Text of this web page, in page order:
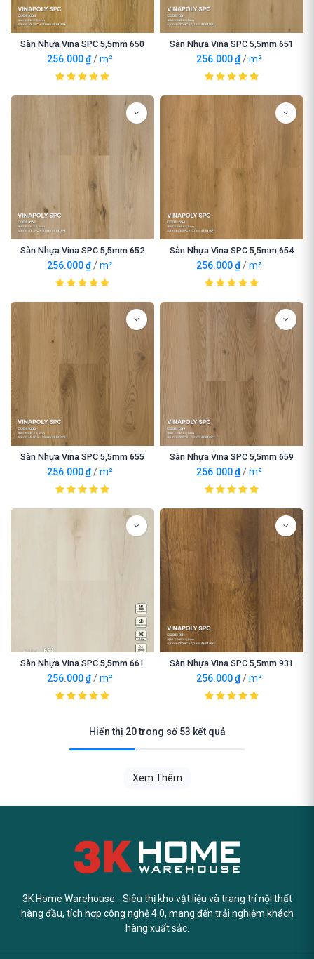
Sàn Nhựa Vina SPC 5,5mm 650
256.000₫ /m²
Sàn Nhựa Vina SPC 5,5mm 651
256.000₫ /m²
Sàn Nhựa Vina SPC 5,5mm 652
256.000₫ /m²
Sàn Nhựa Vina SPC 5,5mm 654
256.000₫ /m²
Sàn Nhựa Vina SPC 5,5mm 655
256.000₫ /m²
Sàn Nhựa Vina SPC 5,5mm 659
256.000₫ /m²
Sàn Nhựa Vina SPC 5,5mm 661
256.000₫ /m²
Sàn Nhựa Vina SPC 5,5mm 931
256.000₫ /m²
Hiển thị 20 trong số 53 kết quả
Xem Thêm
3K Home Warehouse - Siêu thị kho vật liệu và trang trí nội thất
hàng đầu, tích hợp công nghệ 4.0, mang đến trải nghiệm khách
hàng xuất sắc.